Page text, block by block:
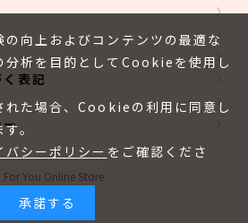
表記
ー
You Online Store
向上およびコンテンツの最適な
分析を目的としてCookieを使用し
れた場合、Cookieの利用に同意し
。
バシーポリシー をご確認くださ
承諾する